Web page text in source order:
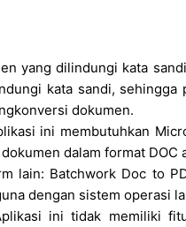
yang dilindungi kata
kata sandi,
dokumen.
ini membutuhkan
dalam format DOC
lain: Batchwork Doc to
dengan sistem operasi
ini tidak memiliki